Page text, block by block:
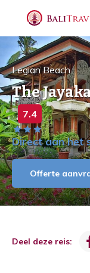
Legian Beach
The
7.4
Direct aan het
Offerte
Deel deze reis: